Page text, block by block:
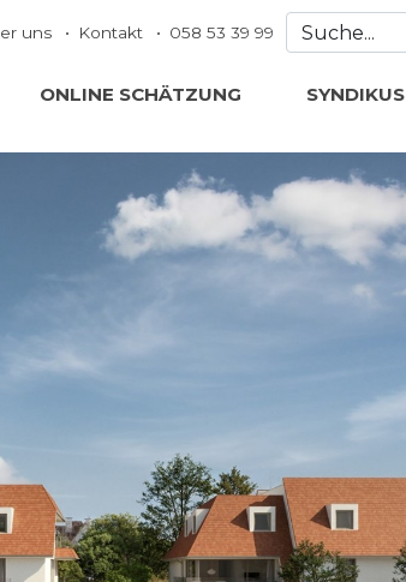
uns Kontakt 058 53 39 99
ONLINE SCHÄTZUNG SYNDIKUS